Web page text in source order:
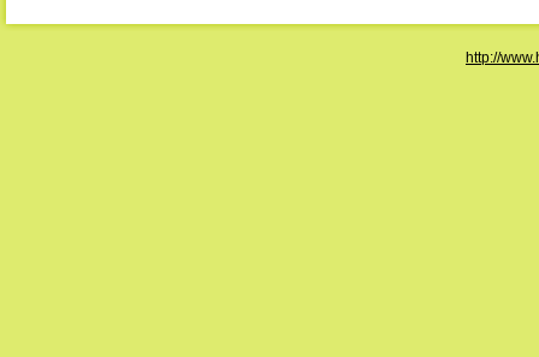
http://